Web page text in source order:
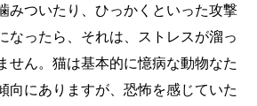
みついたり、ひっかくといった攻撃
なったら、それは、ストレスが溜っ
せん。猫は基本的に憶病な動物なた
向にありますが、恐怖を感じていた